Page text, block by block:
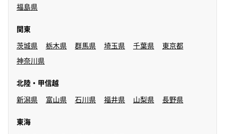
福島県
関東
茨城県 栃木県 群馬県 埼玉県 千葉県 東京都
神奈川県
北陸・甲信越
新潟県 富山県 石川県 福井県 山梨県 長野県
東海